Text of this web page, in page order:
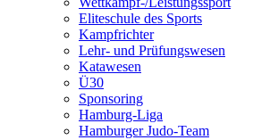
Eliteschule des Sports
Kampfrichter
Lehr- und Prüfungswesen
Katawesen
Ü30
Sponsoring
Hamburg-Liga
Hamburger Judo-Team